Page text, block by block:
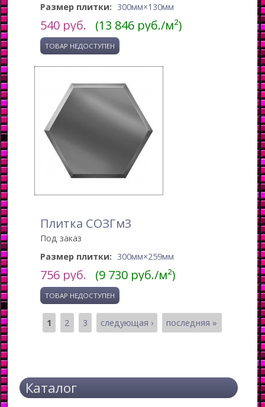
Размер плитки: 300мм×130мм
540 руб. (13 846 руб./м²)
Плитка СОЗГм3
Под заказ
Размер плитки: 300мм×259мм
756 руб. (9 730 руб./м²)
Страницы
1 2 3 следующая › последняя »
Каталог